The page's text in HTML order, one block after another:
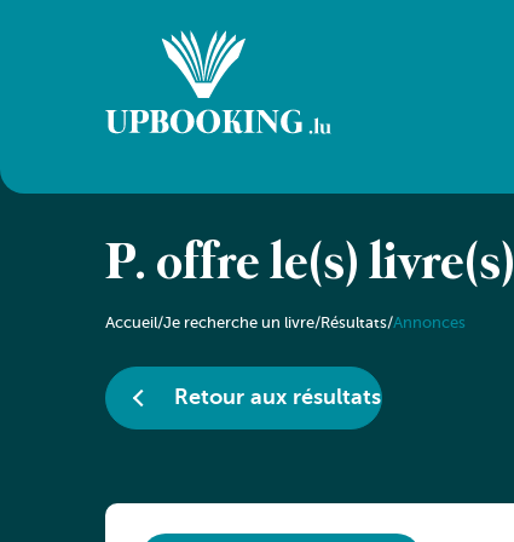
P. offre le(s) livre(s)
Accueil/Je recherche un livre/Résultats/Annonces
Retour aux résultats